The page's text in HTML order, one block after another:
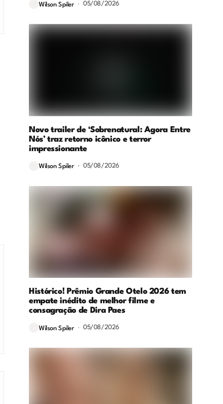
Wilson Spiler 05/08/2026
Novo trailer de ‘Sobrenatural: Agora Entre
Nós’ traz retorno icônico e terror
impressionante
Wilson Spiler 05/08/2026
Histórico! Prêmio Grande Otelo 2026 tem
empate inédito de melhor filme e
consagração de Dira Paes
Wilson Spiler 05/08/2026